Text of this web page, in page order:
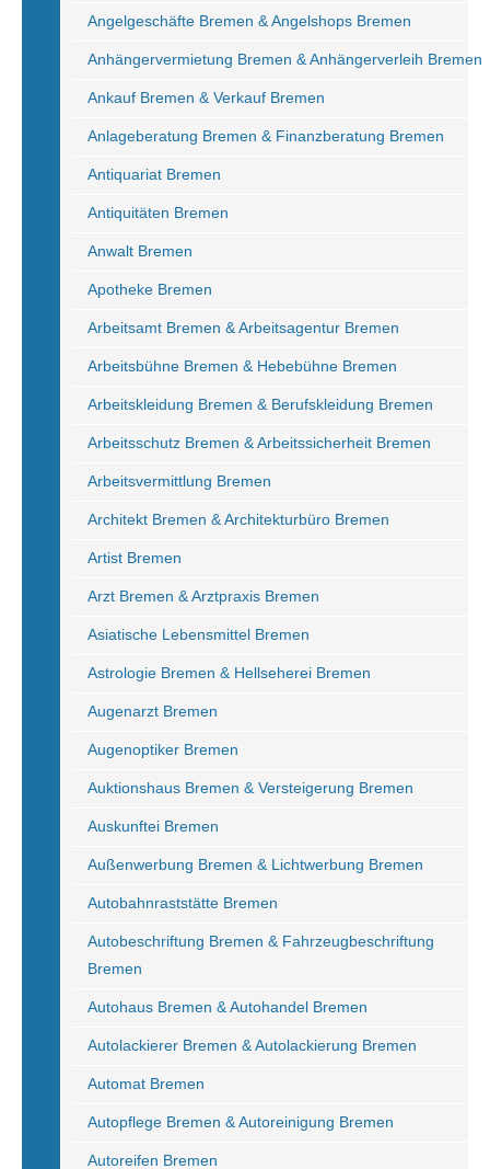
Angelgeschäfte Bremen & Angelshops Bremen
Anhängervermietung Bremen & Anhängerverleih Bremen
Ankauf Bremen & Verkauf Bremen
Anlageberatung Bremen & Finanzberatung Bremen
Antiquariat Bremen
Antiquitäten Bremen
Anwalt Bremen
Apotheke Bremen
Arbeitsamt Bremen & Arbeitsagentur Bremen
Arbeitsbühne Bremen & Hebebühne Bremen
Arbeitskleidung Bremen & Berufskleidung Bremen
Arbeitsschutz Bremen & Arbeitssicherheit Bremen
Arbeitsvermittlung Bremen
Architekt Bremen & Architekturbüro Bremen
Artist Bremen
Arzt Bremen & Arztpraxis Bremen
Asiatische Lebensmittel Bremen
Astrologie Bremen & Hellseherei Bremen
Augenarzt Bremen
Augenoptiker Bremen
Auktionshaus Bremen & Versteigerung Bremen
Auskunftei Bremen
Außenwerbung Bremen & Lichtwerbung Bremen
Autobahnraststätte Bremen
Autobeschriftung Bremen & Fahrzeugbeschriftung
Bremen
Autohaus Bremen & Autohandel Bremen
Autolackierer Bremen & Autolackierung Bremen
Automat Bremen
Autopflege Bremen & Autoreinigung Bremen
Autoreifen Bremen